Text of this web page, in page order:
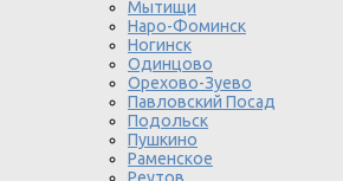
Мытищи
Наро-Фоминск
Ногинск
Одинцово
Орехово-Зуево
Павловский Посад
Подольск
Пушкино
Раменское
Реутов